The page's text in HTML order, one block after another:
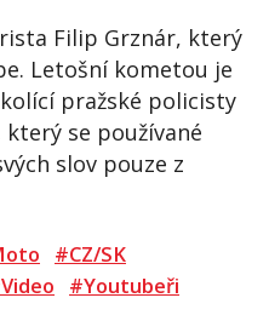
Filip Grznár, který
Letošní kometou je
pražské policisty
který se používané
slov pouze z
#CZ/SK
#Youtubeři